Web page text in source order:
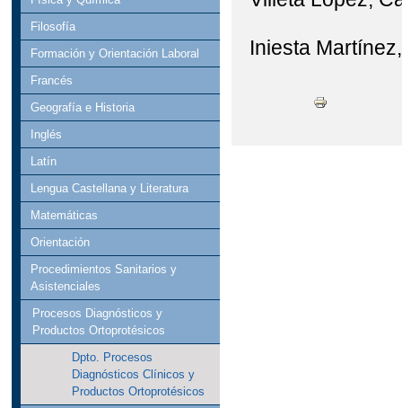
Filosofía
Formación y Orientación Laboral
Francés
Geografía e Historia
Inglés
Latín
Lengua Castellana y Literatura
Matemáticas
Orientación
Procedimientos Sanitarios y
Asistenciales
Procesos Diagnósticos y
Productos Ortoprotésicos
Dpto. Procesos
Diagnósticos Clínicos y
Productos Ortoprotésicos
Iniesta